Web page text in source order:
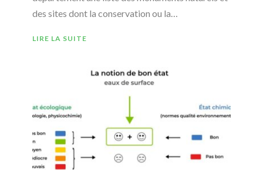
des sites dont la conservation ou la…
LIRE LA SUITE